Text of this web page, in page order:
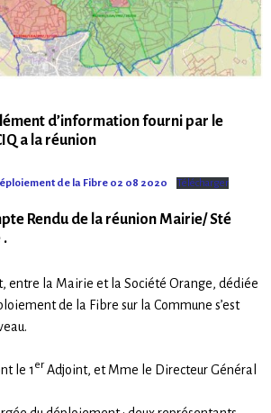
d’informationfourni par le
a la réunion
de la Fibre 02 08 2020 Télécharger
Rendu de la réunion Mairie/ Sté
.
entre la Mairie et la Société Orange, dédiée
de la Fibre sur la Commune s’est
le 1 er Adjoint, et Mme le Directeur Général